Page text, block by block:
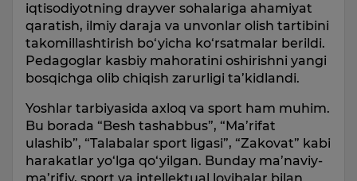
iqtisodiyotning drayver sohalariga ahamiyat
qaratish, ilmiy daraja va unvonlar olish tartibini
takomillashtirish bo‘yicha ko‘rsatmalar berildi.
Pedagoglar kasbiy mahoratini oshirishni yangi
bosqichga olib chiqish zarurligi ta’kidlandi.
Yoshlar tarbiyasida axloq va sport ham muhim.
Bu borada “Besh tashabbus”, “Ma’rifat
ulashib”, “Talabalar sport ligasi”, “Zakovat” kabi
harakatlar yo‘lga qo‘yilgan. Bunday ma’naviy-